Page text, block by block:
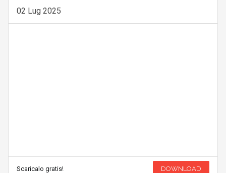
02 Lug 2025
Scaricalo gratis! DOWNLOAD